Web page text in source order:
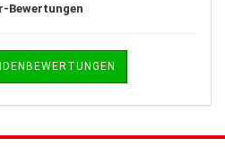
Bewertungen